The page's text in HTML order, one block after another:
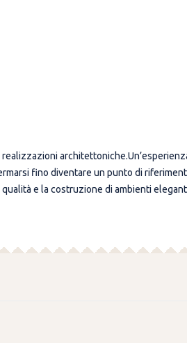
fino diventare un punto di
e la costruzione di ambienti